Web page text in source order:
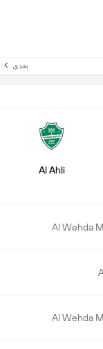
بعدی
Al Ahli
Al Wehda
Al Wehda